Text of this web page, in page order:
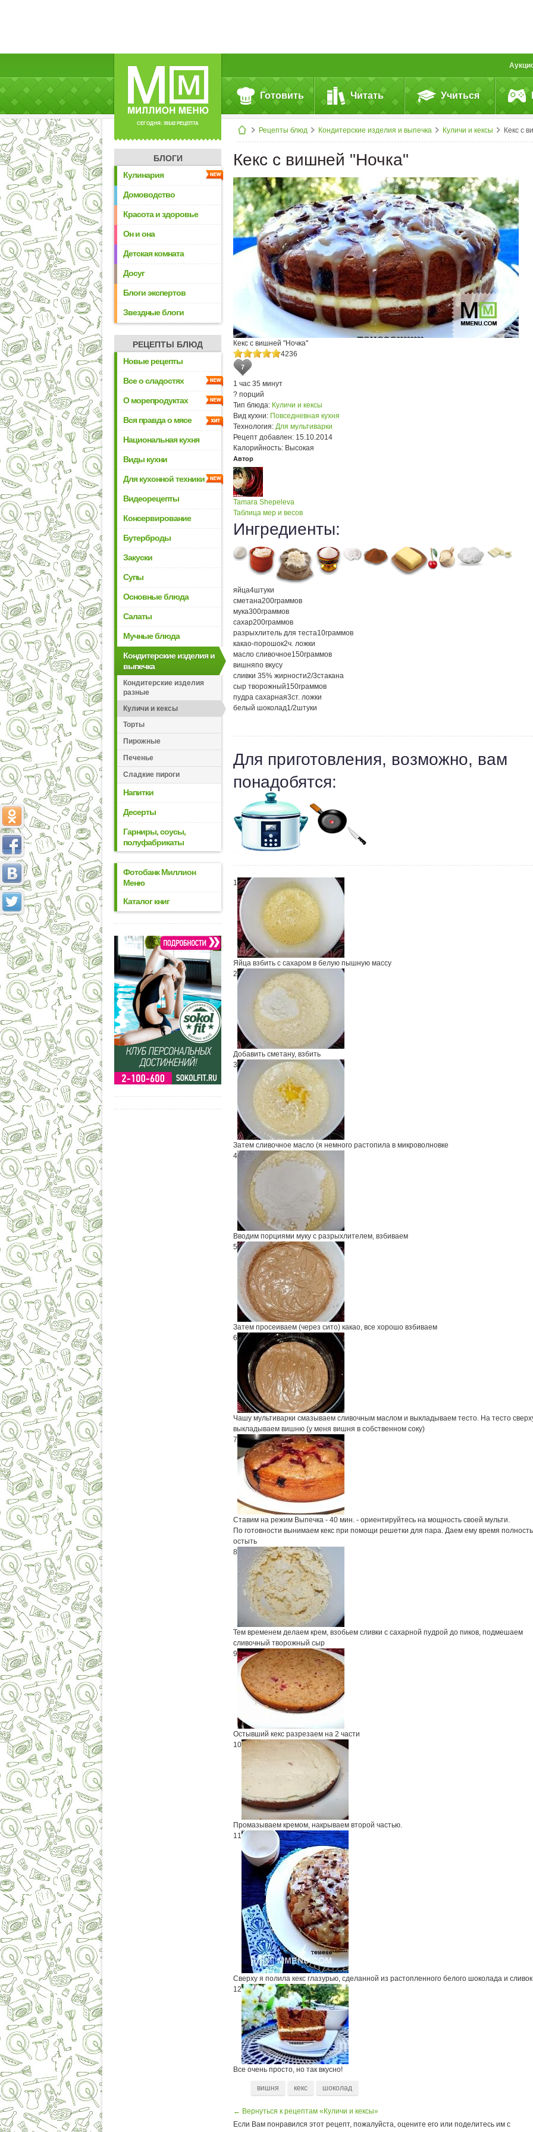
СЕГОДНЯ: 39142 РЕЦЕПТА
Готовить Читать Учиться
Рецепты блюд Кондитерские изделия и выпечка Куличи и кексы Кекс с вишней "Ночка"
БЛОГИ
Кулинария
Домоводство
Красота и здоровье
Он и она
Детская комната
Досуг
Блоги экспертов
Звездные блоги
РЕЦЕПТЫ БЛЮД
Новые рецепты
Все о сладостях
О морепродуктах
Вся правда о мясе
Национальная кухня
Виды кухни
Для кухонной техники
Видеорецепты
Консервирование
Бутерброды
Закуски
Супы
Основные блюда
Салаты
Мучные блюда
Кондитерские изделия и
выпечка
Кондитерские изделия
разные
Куличи и кексы
Торты
Пирожные
Печенье
Сладкие пироги
Напитки
Десерты
Гарниры, соусы,
полуфабрикаты
Фотобанк Миллион
Меню
Каталог книг
Кекс с вишней "Ночка"
Кекс с вишней "Ночка"
4236
7
1 час 35 минут
? порций
Тип блюда: Куличи и кексы
Вид кухни: Повседневная кухня
Технология: Для мультиварки
Рецепт добавлен: 15.10.2014
Калорийность: Высокая
Автор
Tamara Shepeleva
Таблица мер и весов
Ингредиенты:
яйца4штуки
сметана200граммов
мука300граммов
сахар200граммов
разрыхлитель для теста10граммов
какао-порошок2ч. ложки
масло сливочное150граммов
вишняпо вкусу
сливки 35% жирности2/3стакана
сыр творожный150граммов
пудра сахарная3ст. ложки
белый шоколад1/2штуки
Для приготовления, возможно, вам
понадобятся:
1
Яйца взбить с сахаром в белую пышную массу
2
Добавить сметану, взбить
3
Затем сливочное масло (я немного растопила в микроволновке
4
Вводим порциями муку с разрыхлителем, взбиваем
5
Затем просеиваем (через сито) какао, все хорошо взбиваем
6
Чашу мультиварки смазываем сливочным маслом и выкладываем тесто. На тесто
выкладываем вишню (у меня вишня в собственном соку)
7
Ставим на режим Выпечка - 40 мин. - ориентируйтесь на мощность своей мульти.
По готовности вынимаем кекс при помощи решетки для пара. Даем ему время
остыть
8
Тем временем делаем крем, взобьем сливки с сахарной пудрой до пиков, подмешаем
сливочный творожный сыр
9
Остывший кекс разрезаем на 2 части
10
Промазываем кремом, накрываем второй частью.
11
Сверху я полила кекс глазурью, сделанной из растопленного белого шоколада и
12
Все очень просто, но так вкусно!
вишня кекс шоколад
← Вернуться к рецептам «Куличи и кексы»
Если Вам понравился этот рецепт, пожалуйста, оцените его или поделитесь им с